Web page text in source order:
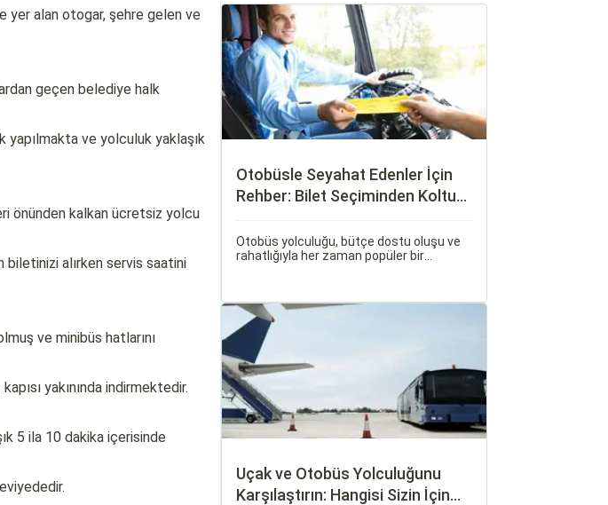
yer alan otogar, şehre gelen ve
geçen belediye halk
ve yolculuk yaklaşık
önünden kalkan ücretsiz yolcu
alırken servis saatini
ve minibüs hatlarını
yakınında indirmektedir.
5 ila 10 dakika içerisinde
Otobüsle Seyahat Edenler İçin
Rehber: Bilet Seçiminden Koltuk
Otobüs yolculuğu, bütçe dostu oluşu ve
rahatlığıyla her zaman popüler bir
püf noktası bulunuyor.
Uçak ve Otobüs Yolculuğunu
Karşılaştırın: Hangisi Sizin İçin